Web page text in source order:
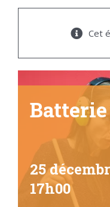
Cet
Batterie
25
17h00